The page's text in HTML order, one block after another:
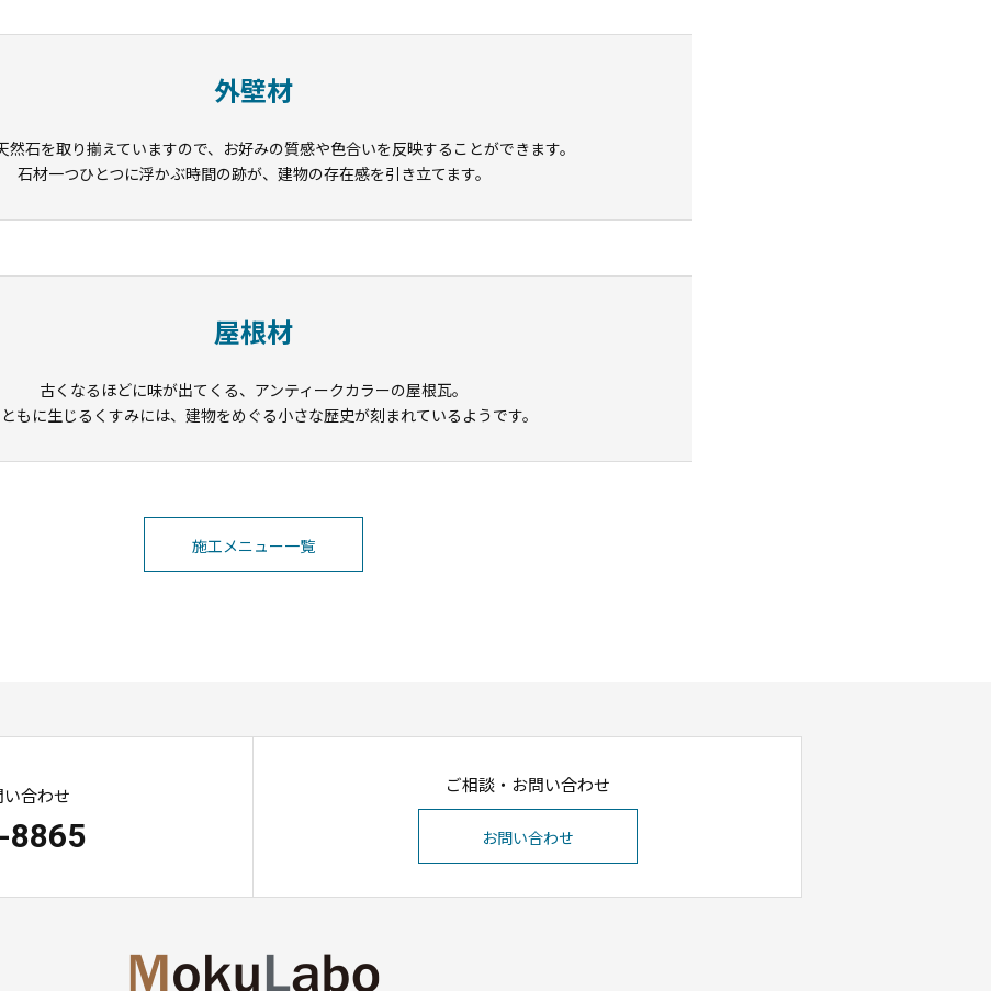
外壁材
然石を取り揃えていますので、お好みの質感や色合いを反映することができます。
石材一つひとつに浮かぶ時間の跡が、建物の存在感を引き立てます。
屋根材
古くなるほどに味が出てくる、アンティークカラーの屋根瓦。
もに生じるくすみには、建物をめぐる小さな歴史が刻まれているようです。
施工メニュー一覧
合わせ
8865
ご相談・お問い合わせ
お問い合わせ